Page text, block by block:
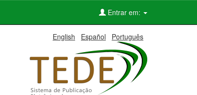
Entrar em:
English Español Português